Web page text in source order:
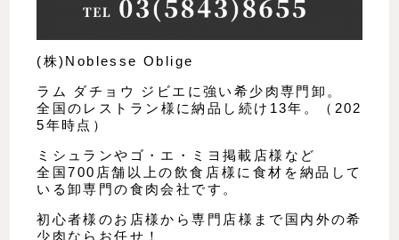
(株)Noblesse Oblige
ラム ダチョウ ジビエに強い希少肉専門卸。
全国のレストラン様に納品し続け13年。（202
5年時点）
ミシュランやゴ・エ・ミヨ掲載店様など
全国700店舗以上の飲食店様に食材を納品して
いる卸専門の食肉会社です。
初心者様のお店様から専門店様まで国内外の希
少肉ならお任せ！